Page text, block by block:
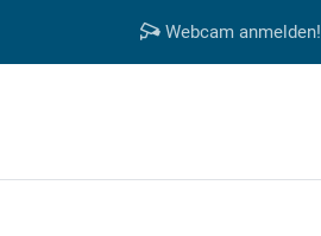
Webcam anmelden!